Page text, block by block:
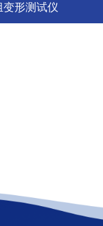
变形测试仪